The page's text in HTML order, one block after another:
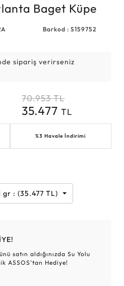
Baget Küpe
Barkod : S159752
sipariş verirseniz
70.953 TL
35.477TL
%3 Havale İndirimi
| 3.51 gr : (35.477 TL)
satın aldığınızda Su Yolu
ASSOS’tan Hediye!